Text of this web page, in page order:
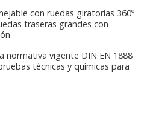
con ruedas giratorias 360º
traseras grandes con
normativa vigente DIN EN 1888
técnicas y químicas para